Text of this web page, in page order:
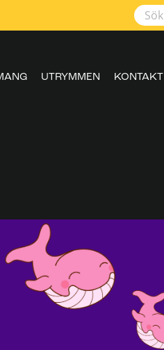
UTRYMMEN KONTAKT